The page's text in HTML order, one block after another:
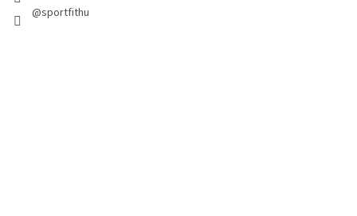
@sportfithu